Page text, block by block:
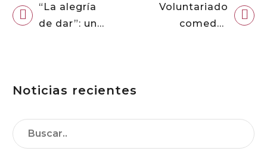
“La alegría
de dar”: un
educativa.
Voluntariado
comedor
Noticias recientes